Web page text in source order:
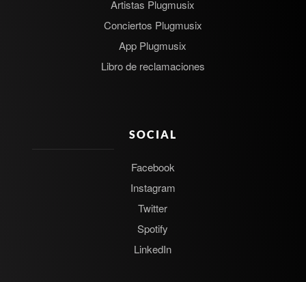
Artistas Plugmusix
Conciertos Plugmusix
App Plugmusix
Libro de reclamaciones
SOCIAL
Facebook
Instagram
Twitter
Spotify
LinkedIn